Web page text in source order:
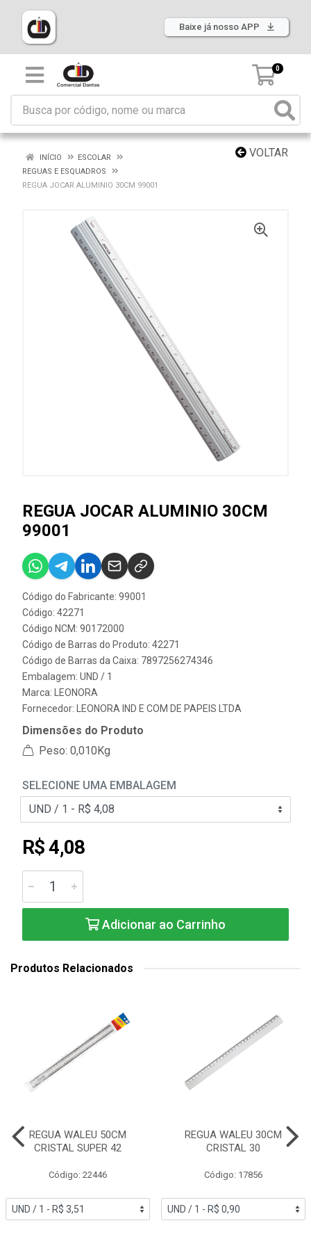
Baixe já nosso APP
0
VOLTAR
INÍCIO
ESCOLAR
REGUAS E ESQUADROS
REGUA JOCAR ALUMINIO 30CM 99001
REGUA JOCAR ALUMINIO 30CM
99001
Código do Fabricante: 99001
Código: 42271
Código NCM: 90172000
Código de Barras do Produto: 42271
Código de Barras da Caixa: 7897256274346
Embalagem: UND / 1
Marca:
LEONORA
Fornecedor:
LEONORA IND E COM DE PAPEIS LTDA
Dimensões do Produto
Peso: 0,010Kg
SELECIONE UMA EMBALAGEM
R$ 4,08
Adicionar ao Carrinho
Produtos Relacionados
REGUA WALEU 50CM
CRISTAL SUPER 42
Código: 22446
REGUA WALEU 30CM
CRISTAL 30
Código: 17856